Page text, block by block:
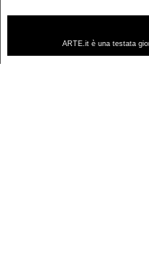
ARTE.it è una testata